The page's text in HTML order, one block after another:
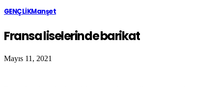
GENÇLİKManşet
Fransa liselerinde barikat
Mayıs 11, 2021